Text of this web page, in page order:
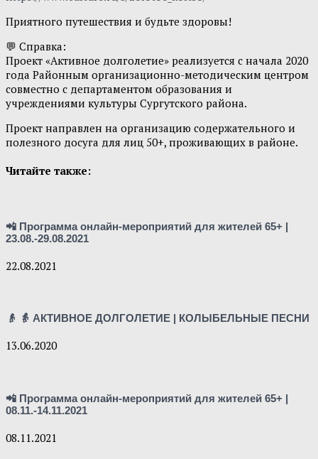
Приятного путешествия и будьте здоровы!
💬 Справка:
Проект «Активное долголетие» реализуется с начала 2020
года Районным организационно-методическим центром
совместно с департаментом образования и
учреждениями культуры Сургутского района.
Проект направлен на организацию содержательного и
полезного досуга для лиц 50+, проживающих в районе.
Читайте также:
📲 Программа онлайн-мероприятий для жителей 65+ |
23.08.-29.08.2021
22.08.2021
👴 👵 АКТИВНОЕ ДОЛГОЛЕТИЕ | КОЛЫБЕЛЬНЫЕ ПЕСНИ
13.06.2020
📲 Программа онлайн-мероприятий для жителей 65+ |
08.11.-14.11.2021
08.11.2021